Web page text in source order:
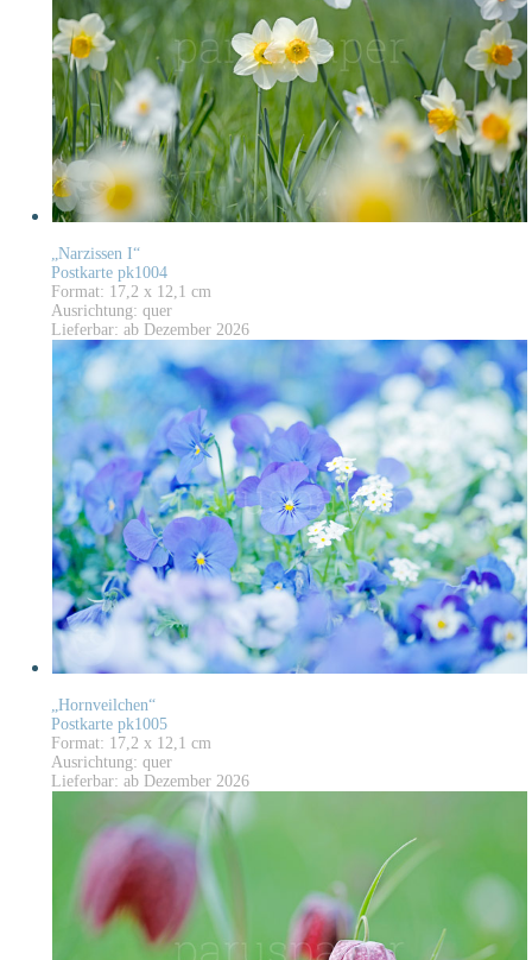
„Narzissen I“
Postkarte pk1004
Format: 17,2 x 12,1 cm
Ausrichtung: quer
Lieferbar: ab Dezember 2026
„Hornveilchen“
Postkarte pk1005
Format: 17,2 x 12,1 cm
Ausrichtung: quer
Lieferbar: ab Dezember 2026